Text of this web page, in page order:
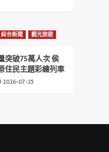
綜合新聞 觀光旅遊
突破75萬人次 侯
住民主題彩繪列車
2026-07-25